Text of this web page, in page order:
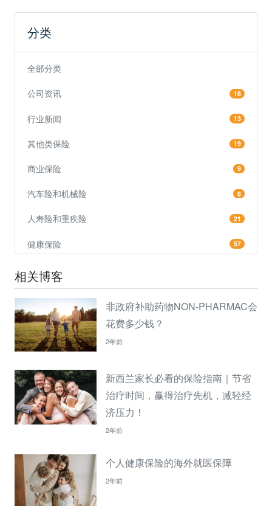
分类
全部分类
公司资讯 18
行业新闻 13
其他类保险 19
商业保险 9
汽车险和机械险 8
人寿险和重疾险 21
健康保险 57
相关博客
非政府补助药物NON-PHARMAC会
花费多少钱？
2年前
新西兰家长必看的保险指南｜节省
治疗时间，赢得治疗先机，减轻经
济压力！
2年前
个人健康保险的海外就医保障
2年前